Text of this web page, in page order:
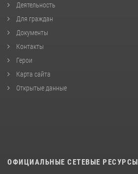
Деятельность
Для граждан
Документы
Контакты
Герои
Карта сайта
Открытые данные
ОФИЦИАЛЬНЫЕ СЕТЕВЫЕ РЕСУРСЫ